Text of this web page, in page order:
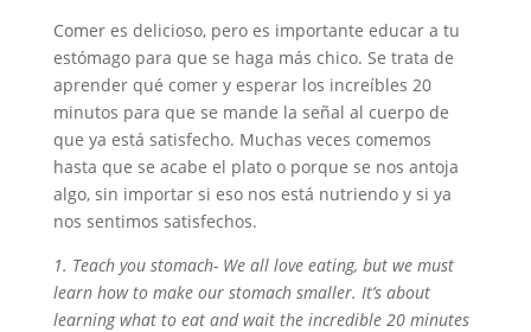
Comer es delicioso, pero es importante educar a tu
estómago para que se haga más chico. Se trata de
aprender qué comer y esperar los increíbles 20
minutos para que se mande la señal al cuerpo de
que ya está satisfecho. Muchas veces comemos
hasta que se acabe el plato o porque se nos antoja
algo, sin importar si eso nos está nutriendo y si ya
nos sentimos satisfechos.
1. Teach you stomach- We all love eating, but we must
learn how to make our stomach smaller. It’s about
learning what to eat and wait the incredible 20 minutes